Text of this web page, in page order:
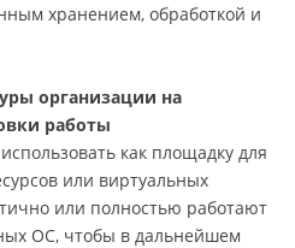
хранением, обработкой и
организации на
работы
как площадку для
или виртуальных
или полностью работают
ОС, чтобы в дальнейшем